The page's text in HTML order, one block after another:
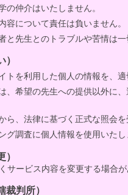
の仲介はいたしません。
容について責任は負いません。
と先生とのトラブルや苦情は
トを利用した個人の情報を、適
、希望の先生への提供以外に
ら、法律に基づく正式な照会
グ調査に個人情報を使用いたし
サービス内容を変更する場合が
判所）